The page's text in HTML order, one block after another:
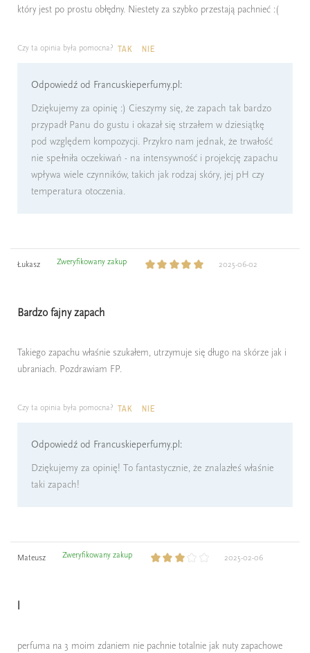
który jest po prostu obłędny. Niestety za szybko przestają pachnieć :(
Czy ta opinia była pomocna? TAK NIE
Odpowiedź od Francuskieperfumy.pl:
Dziękujemy za opinię :) Cieszymy się, że zapach tak bardzo
przypadł Panu do gustu i okazał się strzałem w dziesiątkę
pod względem kompozycji. Przykro nam jednak, że trwałość
nie spełniła oczekiwań - na intensywność i projekcję zapachu
wpływa wiele czynników, takich jak rodzaj skóry, jej pH czy
temperatura otoczenia.
Łukasz Zweryfikowany zakup 2025-06-02
Bardzo fajny zapach
Takiego zapachu właśnie szukałem, utrzymuje się długo na skórze jak i
ubraniach. Pozdrawiam FP.
Czy ta opinia była pomocna? TAK NIE
Odpowiedź od Francuskieperfumy.pl:
Dziękujemy za opinię! To fantastycznie, że znalazłeś właśnie
taki zapach!
Mateusz Zweryfikowany zakup 2025-02-06
perfuma na 3 moim zdaniem nie pachnie totalnie jak nuty zapachowe